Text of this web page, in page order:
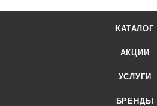
КАТАЛОГ
АКЦИИ
УСЛУГИ
БРЕНДЫ